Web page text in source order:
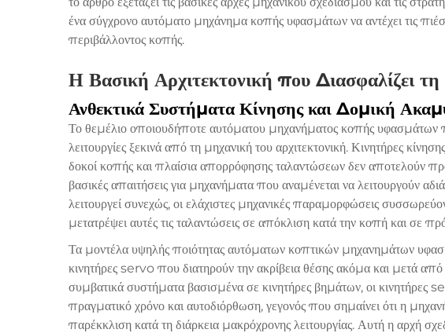
ένα σύγχρονο αυτόματο μηχάνημα κοπής υφασμάτων να αντέχει τις
περιβάλλοντος κοπής.
Η Βασική Αρχιτεκτονική που Διασφαλίζει τη
Ανθεκτικά Συστήματα Κίνησης και Δομική
Το θεμέλιο οποιουδήποτε αυτόματου μηχανήματος κοπής υφασμάτων
λειτουργίες ξεκινά από τη μηχανική του αρχιτεκτονική. Κινητήρες
δοκοί κοπής και πλαίσια απορρόφησης ταλαντώσεων δεν αποτελούν
βασικές απαιτήσεις για μηχανήματα που αναμένεται να λειτουργούν
λειτουργεί συνεχώς, οι ελάχιστες μηχανικές παραμορφώσεις
μετατρέψει αυτές τις ταλαντώσεις σε απόκλιση κατά την κοπή και σε
Τα μοντέλα υψηλής ποιότητας αυτόματων κοπτικών μηχανημάτων
κινητήρες servo που διατηρούν την ακρίβεια θέσης ακόμα και μετά από
συμβατικά συστήματα βασισμένα σε κινητήρες βημάτων, οι κινητήρες
πραγματικό χρόνο και αυτοδιόρθωση, γεγονός που σημαίνει ότι η
παρέκκλιση κατά τη διάρκεια μακρόχρονης λειτουργίας. Αυτή η αρχή